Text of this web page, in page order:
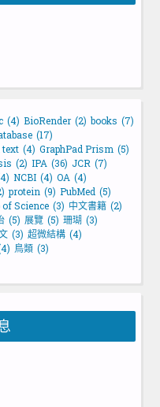
(4) BioRender (2) books (7)
(17)
text (4) GraphPad Prism (5)
(2) IPA (36) JCR (7)
NCBI (4) OA (4)
protein (9) PubMed (5)
of Science (3) 中文書籍 (2)
(5) 展覽 (5) 珊瑚 (3)
(3) 超微結構 (4)
鳥類 (3)